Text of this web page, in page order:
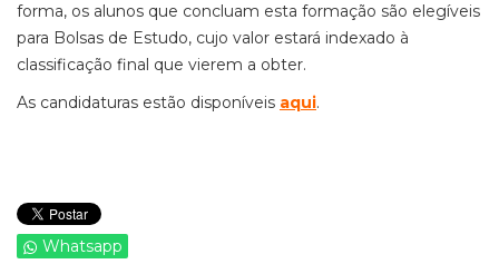
forma, os alunos que concluam esta formação são elegíveis
para Bolsas de Estudo, cujo valor estará indexado à
classificação final que vierem a obter.
As candidaturas estão disponíveis aqui.
Whatsapp